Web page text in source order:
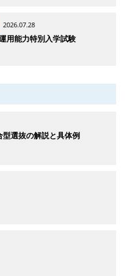
2026.07.28
用能力特別入学試験
選抜の解説と具体例